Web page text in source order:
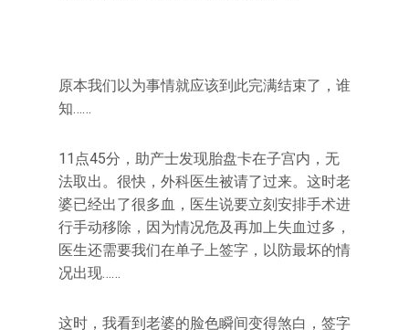
原本我们以为事情就应该到此完满结束了，谁
知……
11点45分，助产士发现胎盘卡在子宫内，无
法取出。很快，外科医生被请了过来。这时老
婆已经出了很多血，医生说要立刻安排手术进
行手动移除，因为情况危及再加上失血过多，
医生还需要我们在单子上签字，以防最坏的情
况出现……
这时，我看到老婆的脸色瞬间变得煞白，签字